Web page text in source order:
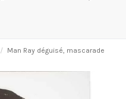
Man Ray déguisé, mascarade